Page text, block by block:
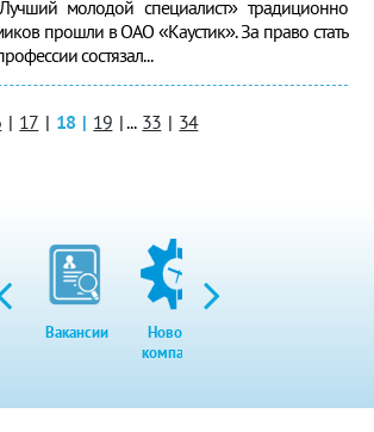
молодой специалист» традиционно
прошли в ОАО «Каустик». За право стать
состязал...
| 17 | 18 | 19 | ... 33 | 34
Вакансии
Новости
компании